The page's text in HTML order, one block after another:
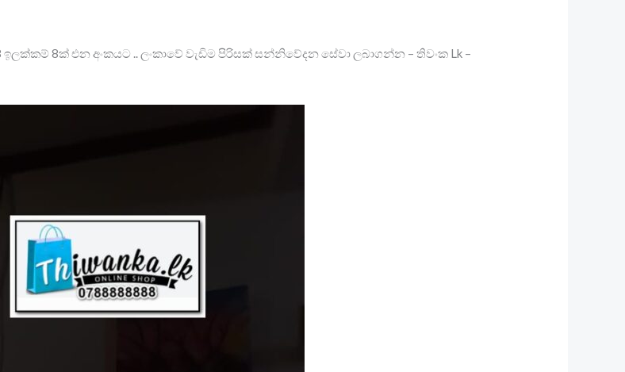
ඉලක්කම් 8ක් එන අංකයට .. ලංකාවේ වැඩිම පිරිසක් සන්නිවේදන සේවා ලබාගන්න – තිවංක Lk –